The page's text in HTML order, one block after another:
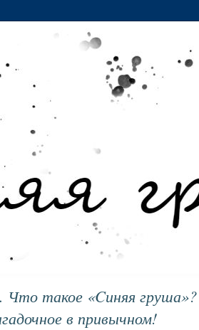
такое «Cиняя
в привычном!